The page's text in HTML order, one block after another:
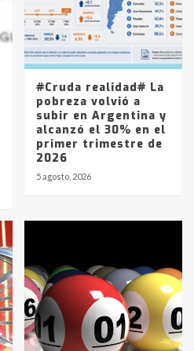
de los combustibles en
desde YPF hasta Axion
1338 pesos
#Cruda realidad# La
pobreza volvió a
subir en Argentina y
alcanzó el 30% en el
primer trimestre de
2026
5 agosto, 2026